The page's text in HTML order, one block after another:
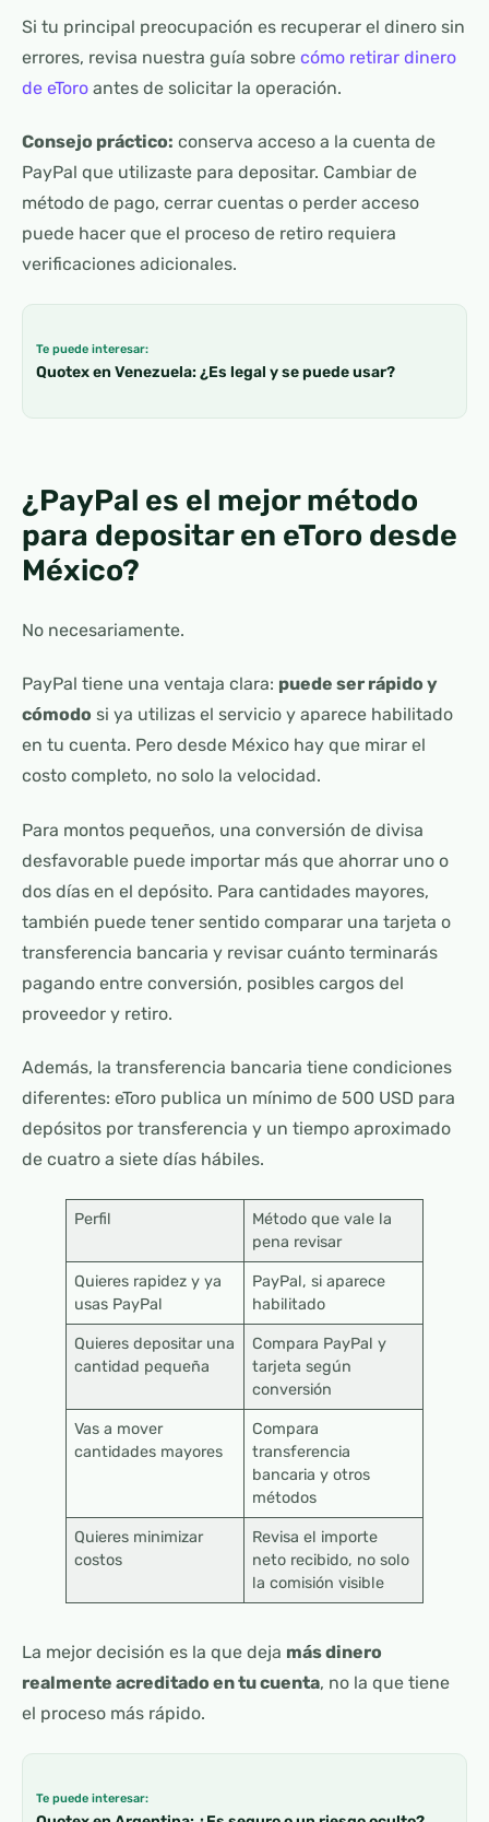
Si tu principal preocupación es recuperar el dinero sin
errores, revisa nuestra guía sobre cómo retirar dinero
de eToro antes de solicitar la operación.
Consejo práctico: conserva acceso a la cuenta de
PayPal que utilizaste para depositar. Cambiar de
método de pago, cerrar cuentas o perder acceso
puede hacer que el proceso de retiro requiera
verificaciones adicionales.
Te puede interesar:
Quotex en Venezuela: ¿Es legal y se puede usar?
¿PayPal es el mejor método
para depositar en eToro desde
México?
No necesariamente.
PayPal tiene una ventaja clara: puede ser rápido y
cómodo si ya utilizas el servicio y aparece habilitado
en tu cuenta. Pero desde México hay que mirar el
costo completo, no solo la velocidad.
Para montos pequeños, una conversión de divisa
desfavorable puede importar más que ahorrar uno o
dos días en el depósito. Para cantidades mayores,
también puede tener sentido comparar una tarjeta o
transferencia bancaria y revisar cuánto terminarás
pagando entre conversión, posibles cargos del
proveedor y retiro.
Además, la transferencia bancaria tiene condiciones
diferentes: eToro publica un mínimo de 500 USD para
depósitos por transferencia y un tiempo aproximado
de cuatro a siete días hábiles.
Perfil
Método que vale la
pena revisar
Quieres rapidez y ya
usas PayPal
PayPal, si aparece
habilitado
Quieres depositar una
cantidad pequeña
Compara PayPal y
tarjeta según
conversión
Vas a mover
cantidades mayores
Compara
transferencia
bancaria y otros
métodos
Quieres minimizar
costos
Revisa el importe
neto recibido, no solo
la comisión visible
La mejor decisión es la que deja más dinero
realmente acreditado en tu cuenta, no la que tiene
el proceso más rápido.
Te puede interesar: